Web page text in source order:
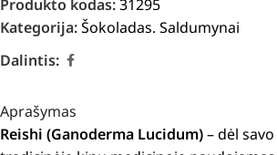
Produkto kodas:31295
Kategorija:Šokoladas. Saldumynai
Dalintis:
Aprašymas
Reishi (Ganoderma Lucidum)– dėl